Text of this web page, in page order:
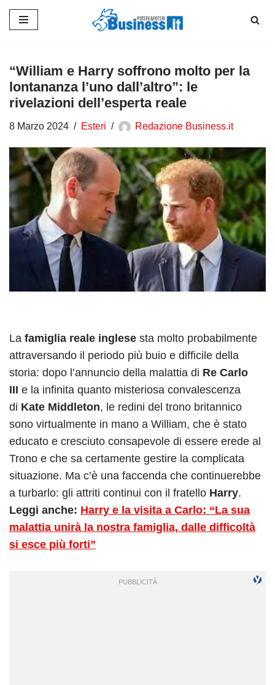
contenuto
“William e Harry soffrono molto per la
lontananza l’uno dall’altro”: le
rivelazioni dell’esperta reale
8 Marzo 2024 Esteri Redazione Business.it
La famiglia reale inglese sta molto probabilmente
attraversando il periodo più buio e difficile della
storia: dopo l’annuncio della malattia di Re Carlo
III e la infinita quanto misteriosa convalescenza
di Kate Middleton, le redini del trono britannico
sono virtualmente in mano a William, che è stato
educato e cresciuto consapevole di essere erede al
Trono e che sa certamente gestire la complicata
situazione. Ma c’è una faccenda che continuerebbe
a turbarlo: gli attriti continui con il fratello Harry.
Leggi anche: Harry e la visita a Carlo: “La sua
malattia unirà la nostra famiglia, dalle difficoltà
si esce più forti”